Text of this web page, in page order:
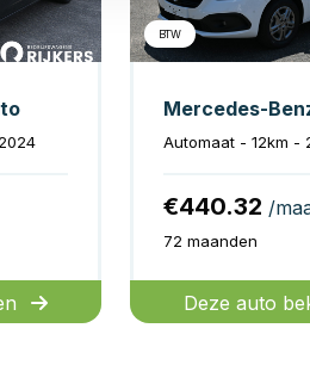
BTW
Mercedes-
Automaat - 12km -
€440.32 /
72 maanden
Deze auto